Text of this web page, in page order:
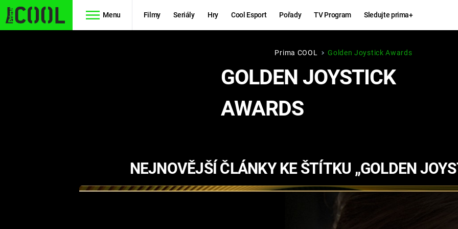
Menu Filmy Seriály Hry Cool Esport Pořady TV Program Sledujte prima+
PREDÁTOR
Hry
GTA 6
DELIVERANCE
ESPORT
CHUCK
NORRIS
Prima COOL Golden Joystick Awards
GOLDEN JOYSTICK
AWARDS
NEJNOVĚJŠÍ ČLÁNKY KE ŠTÍTKU „GOLDEN